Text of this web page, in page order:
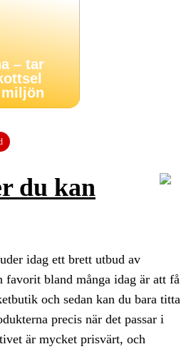
– tar
du kan
idag ett brett utbud av
favorit bland många idag är att få
och sedan kan du bara titta
precis när det passar i
är mycket prisvärt, och